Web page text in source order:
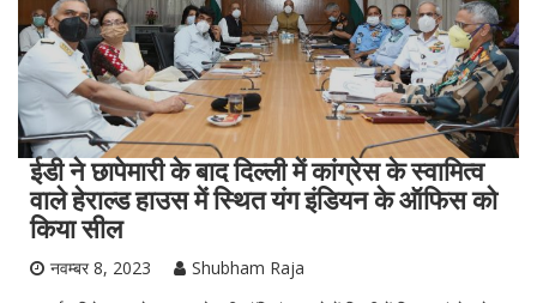
ईडी ने छापेमारी के बाद दिल्ली में कांग्रेस के स्वामित्व
वाले हेराल्ड हाउस में स्थित यंग इंडियन के ऑफिस को
किया सील
नवम्बर 8, 2023
Shubham Raja